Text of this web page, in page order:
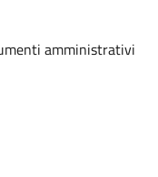
amministrativi